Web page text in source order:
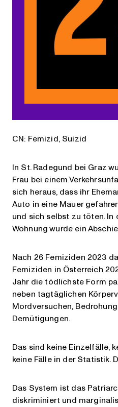
CN: Femizid, Suizid
In St. Radegund bei Graz
Frau bei einem
sich heraus, dass ihr
Auto in eine Mauer
und sich selbst zu töten. In
Wohnung wurde ein
Nach 26 Femiziden 2023
Femiziden in Österreich
Jahr die tödlichste Form
neben tagtäglichen
Mordversuchen,
Demütigungen.
Das sind keine Einzelfälle,
keine Fälle in der Statistik.
Das System ist das
diskriminiert und